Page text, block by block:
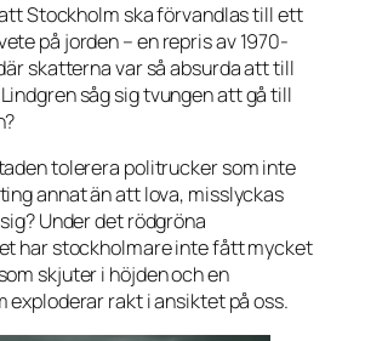
Stockholm ska förvandlas till ett
på jorden – en repris av 1970-
skatterna var så absurda att till
såg sig tvungen att gå till
tolerera politrucker som inte
annat än att lova, misslyckas
Under det rödgröna
har stockholmare inte fått mycket
skjuter i höjden och en
exploderar rakt i ansiktet på oss.